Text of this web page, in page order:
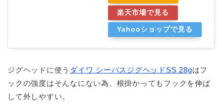
楽天市場で見る
Yahooショップで見る
ジグヘッドに使う ダイワ シーバスジグヘッドSS 28gはフ
ックの強度はそんなにない為、根掛かってもフックを伸ば
して外しやすい。